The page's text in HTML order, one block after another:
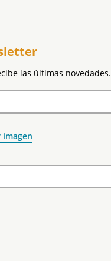
las últimas novedades.
imagen